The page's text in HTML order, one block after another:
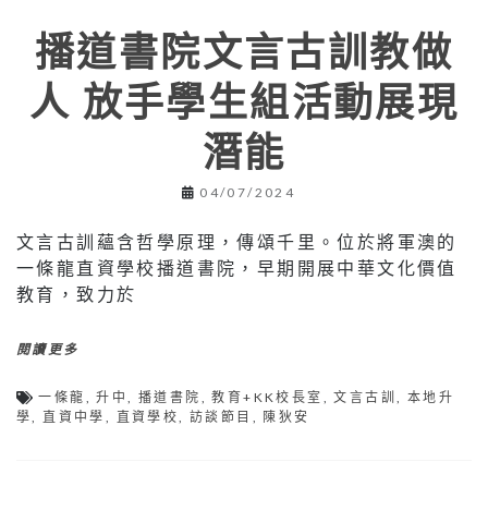
播道書院文言古訓教做
人 放手學生組活動展現
潛能
04/07/2024
文言古訓蘊含哲學原理，傳頌千里。位於將軍澳的
一條龍直資學校播道書院，早期開展中華文化價值
教育，致力於
閱讀更多
一條龍 ,升中 ,播道書院 ,教育+KK校長室 ,文言古訓
本地升
學
直資中學 直資學校 ,訪談節目 陳狄安